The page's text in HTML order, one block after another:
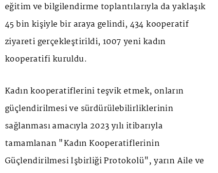
eğitim ve bilgilendirme toplantılarıyla da yaklaşık
45 bin kişiyle bir araya gelindi, 434 kooperatif
ziyareti gerçekleştirildi, 1007 yeni kadın
kooperatifi kuruldu.
Kadın kooperatiflerini teşvik etmek, onların
güçlendirilmesi ve sürdürülebilirliklerinin
sağlanması amacıyla 2023 yılı itibarıyla
tamamlanan "Kadın Kooperatiflerinin
Güçlendirilmesi İşbirliği Protokolü", yarın Aile ve